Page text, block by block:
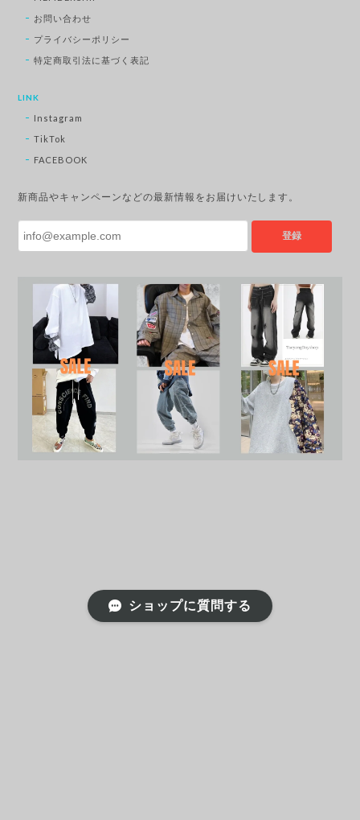
お問い合わせ
プライバシーポリシー
特定商取引法に基づく表記
LINK
Instagram
TikTok
FACEBOOK
新商品やキャンペーンなどの最新情報をお届けいたします。
登録
ショップに質問する